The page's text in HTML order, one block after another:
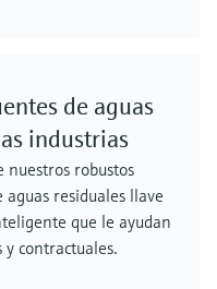
de aguas
industrias
robustos
residuales llave
que le ayudan
contractuales.